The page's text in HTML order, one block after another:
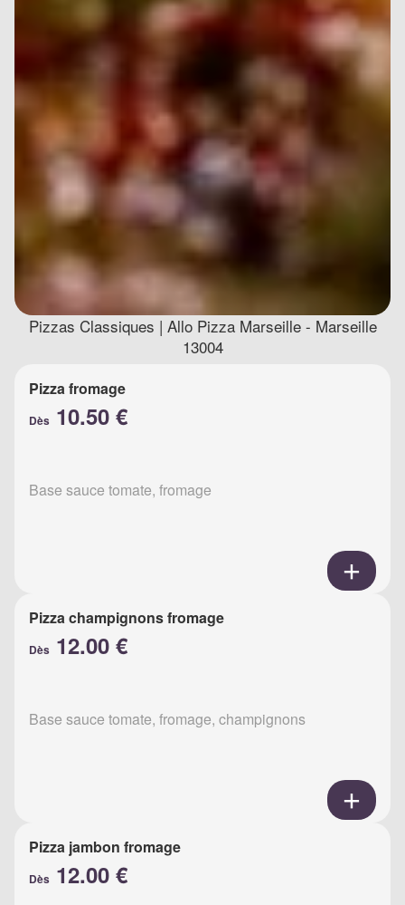
Pizzas Classiques | Allo Pizza Marseille - Marseille
13004
Pizza fromage
Dès 10.50 €
Base sauce tomate, fromage
Pizza champignons fromage
Dès 12.00 €
Base sauce tomate, fromage, champignons
Pizza jambon fromage
Dès 12.00 €